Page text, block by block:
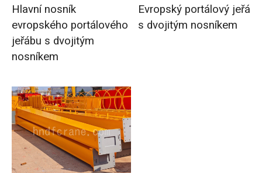
Hlavní nosník
evropského portálového
jeřábu s dvojitým
nosníkem
Evropský portálový jeřáb
s dvojitým nosníkem